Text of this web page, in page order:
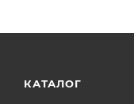
КАТАЛОГ